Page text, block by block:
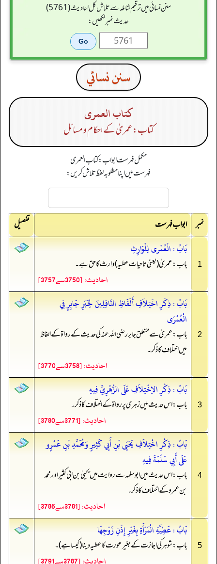
سنن نسائی میں ترقیم شاملہ سے تلاش کل احادیث (5761)
حدیث نمبر لکھیں:
سنن نسائي
كتاب العمرى
کتاب: عمریٰ کے احکام و مسائل
مکمل فہرست ابواب: كتاب العمرى
فہرست میں اپنا مطلوبہ لفظ تلاش کریں:
نمبر ابواب فہرست تفصیل
1
بَابُ : الْعُمْرى لِلْوَارِثِ
باب: عمریٰ (یعنی تاحیات عطیہ) وارث کا حق ہے۔
احادیث: [3750سے3757]
2
بَابُ : ذِكْرِ اخْتِلاَفِ أَلْفَاظِ النَّاقِلِينَ لِخَبَرِ جَابِرٍ فِي
الْعُمْرَى
باب: عمریٰ سے متعلق جابر رضی الله عنہ کی حدیث کے رواۃ کے الفاظ
میں اختلاف کا ذکر۔
احادیث: [3758سے3770]
3
بَابُ : ذِكْرِ الاِخْتِلاَفِ عَلَى الزُّهْرِيِّ فِيهِ
باب: اس حدیث میں زہری پر رواۃ کے اختلاف کا ذکر۔
احادیث: [3771سے3780]
4
بَابُ : ذِكْرِ اخْتِلاَفِ يَحْيَى بْنِ أَبِي كَثِيرٍ وَمُحَمَّدِ بْنِ عَمْرٍو
عَلَى أَبِي سَلَمَةَ فِيهِ
باب: اس حدیث میں ابوسلمہ سے روایت میں یحییٰ بن ابی کثیر اور محمد
بن عمرو کے اختلاف کا ذکر۔
احادیث: [3781سے3786]
5
بَابُ : عَطِيَّةِ الْمَرْأَةِ بِغَيْرِ إِذْنِ زَوْجِهَا
باب: شوہر کی اجازت کے بغیر عورت کا عطیہ دینا (کیسا ہے)۔